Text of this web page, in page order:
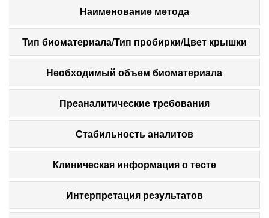
Наименование метода
Тип биоматериала/Тип пробирки/Цвет крышки
Необходимый объем биоматериала
Преаналитические требования
Стабильность аналитов
Клиническая информация о тесте
Интерпретация результатов